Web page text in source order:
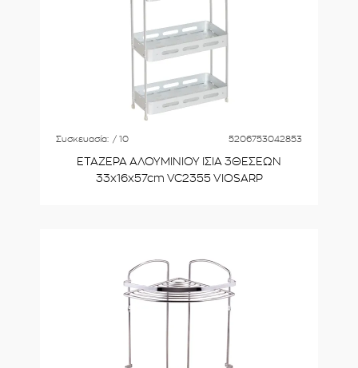
Συσκευασία: / 10 5206753042853
ΕΤΑΖΕΡΑ ΑΛΟΥΜΙΝΙΟΥ ΙΣΙΑ 3ΘΕΣΕΩΝ
33x16x57cm VC2355 VIOSARP